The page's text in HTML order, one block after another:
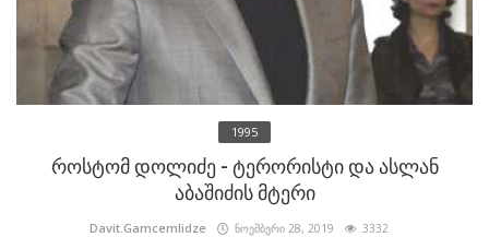
1995
როსტომ დოლიძე - ტერორისტი და ასლან
აბაშიძის მტერი
Davit.Gamcemlidze ნოემბერი 28, 2019 3332